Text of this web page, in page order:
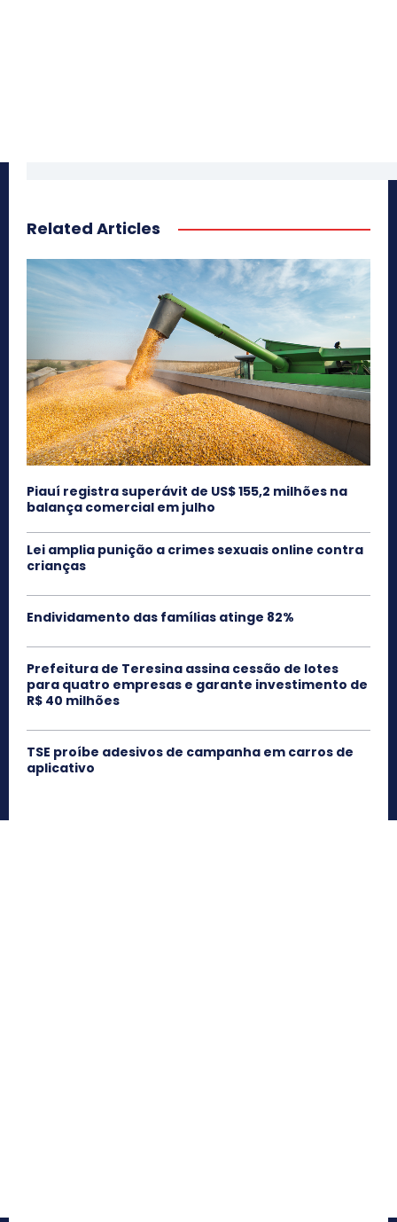
Related Articles
Piauí registra superávit de US$ 155,2 milhões na
balança comercial em julho
Lei amplia punição a crimes sexuais online contra
crianças
Endividamento das famílias atinge 82%
Prefeitura de Teresina assina cessão de lotes
para quatro empresas e garante investimento de
R$ 40 milhões
TSE proíbe adesivos de campanha em carros de
aplicativo